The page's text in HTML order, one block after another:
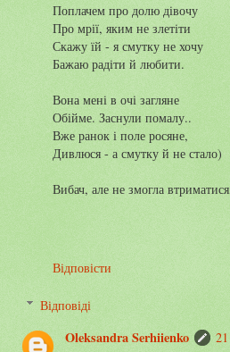
Поплачем про долю дівочу
Про мрії, яким не злетіти
Скажу їй - я смутку не хочу
Бажаю радіти й любити.
Вона мені в очі загляне
Обійме. Заснули помалу..
Вже ранок і поле росяне,
Дивлюся - а смутку й не стало)
Вибач, але не змогла
Відповісти
Відповіді
Oleksandra Serhiienko